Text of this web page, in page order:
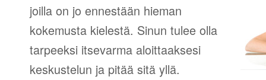
joilla on jo ennestään hieman
kokemusta kielestä. Sinun tulee olla
tarpeeksi itsevarma aloittaaksesi
keskustelun ja pitää sitä yllä.